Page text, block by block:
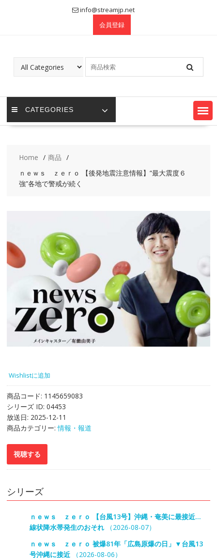
info@streamjp.net
会員登録
CATEGORIES
Home
商品
ｎｅｗｓ ｚｅｒｏ 【後発地震注意情報】“最大震度６
強”各地で警戒が続く
Wishlistに追加
商品コード: 1145659083
シリーズ ID: 04453
放送日: 2025-12-11
商品カテゴリー:情報・報道
シリーズ
ｎｅｗｓ ｚｅｒｏ 【台風13号】沖縄・奄美に最接近…
線状降水帯発生のおそれ（2026-08-07）
ｎｅｗｓ ｚｅｒｏ 被爆81年「広島原爆の日」▼台風13
号沖縄に接近（2026-08-06）